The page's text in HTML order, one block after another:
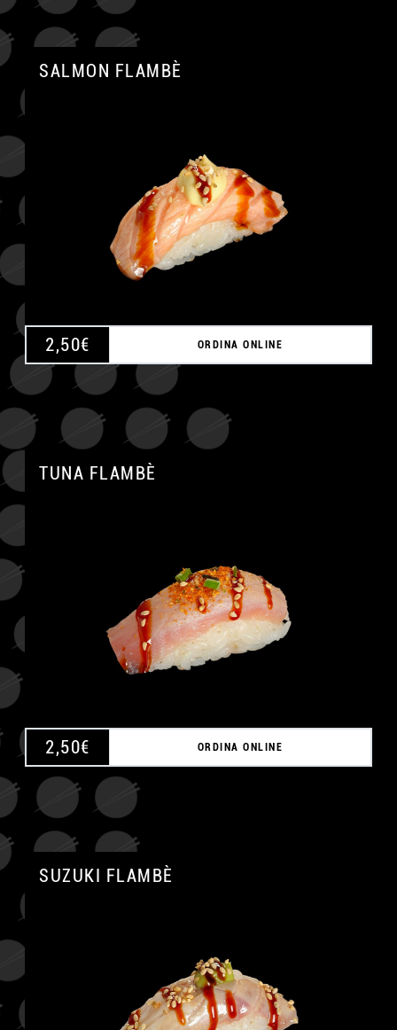
SALMON FLAMBÈ
2,50€ ORDINA ONLINE
TUNA FLAMBÈ
2,50€ ORDINA ONLINE
SUZUKI FLAMBÈ